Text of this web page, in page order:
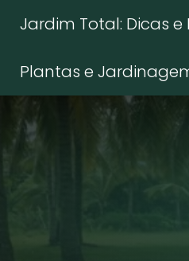
Jardim Total: Dicas
Plantas e